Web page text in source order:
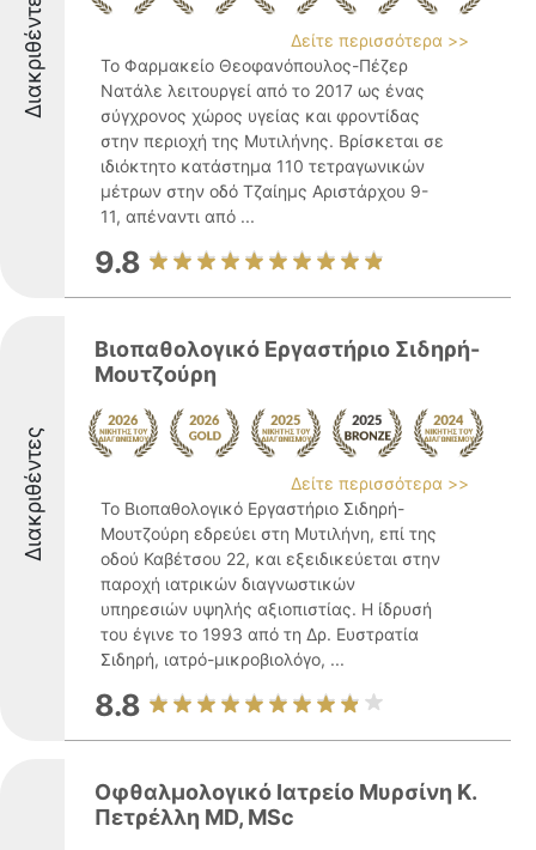
Διακριθέντες
Δείτε περισσότερα >>
Το Φαρμακείο Θεοφανόπουλος-Πέζερ
Νατάλε λειτουργεί από το 2017 ως ένας
σύγχρονος χώρος υγείας και φροντίδας
στην περιοχή της Μυτιλήνης. Βρίσκεται σε
ιδιόκτητο κατάστημα 110 τετραγωνικών
μέτρων στην οδό Τζαίημς Αριστάρχου 9-
11, απέναντι από ...
9.8
Διακριθέντες
Βιοπαθολογικό Εργαστήριο Σιδηρή-
Μουτζούρη
Δείτε περισσότερα >>
Το Βιοπαθολογικό Εργαστήριο Σιδηρή-
Μουτζούρη εδρεύει στη Μυτιλήνη, επί της
οδού Καβέτσου 22, και εξειδικεύεται στην
παροχή ιατρικών διαγνωστικών
υπηρεσιών υψηλής αξιοπιστίας. Η ίδρυσή
του έγινε το 1993 από τη Δρ. Ευστρατία
Σιδηρή, ιατρό-μικροβιολόγο, ...
8.8
Οφθαλμολογικό Ιατρείο Μυρσίνη Κ.
Πετρέλλη MD, MSc